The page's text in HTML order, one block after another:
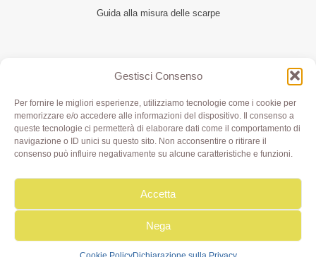
Gestisci Consenso
Per fornire le migliori esperienze, utilizziamo tecnologie come i cookie per
memorizzare e/o accedere alle informazioni del dispositivo. Il consenso a
queste tecnologie ci permetterà di elaborare dati come il comportamento di
navigazione o ID unici su questo sito. Non acconsentire o ritirare il
consenso può influire negativamente su alcune caratteristiche e funzioni.
Accetta
Nega
Guida alla misura delle scarpe
Seguici
Olivia di Aimi Roberta | Borgo XX Marzo 6/c Parma | P.IVA
IT02499000343 - REA PR 245283 | © 2020 Olivialab. All
Rights Reserved.